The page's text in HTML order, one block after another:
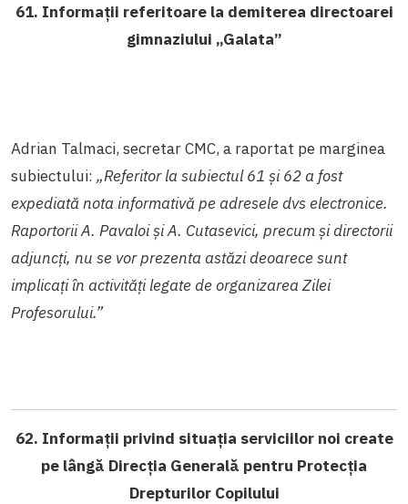
61. Informații referitoare la demiterea directoarei
gimnaziului „Galata”
Adrian Talmaci, secretar CMC, a raportat pe marginea
subiectului: „Referitor la subiectul 61 și 62 a fost
expediată nota informativă pe adresele dvs electronice.
Raportorii A. Pavaloi și A. Cutasevici, precum și directorii
adjuncți, nu se vor prezenta astăzi deoarece sunt
implicați în activități legate de organizarea Zilei
Profesorului.”
62. Informații privind situația serviciilor noi create
pe lângă Direcția Generală pentru Protecția
Drepturilor Copilului